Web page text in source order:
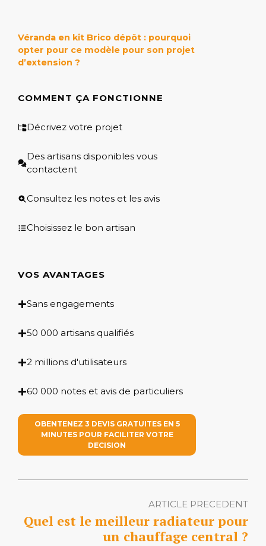
Véranda en kit Brico dépôt : pourquoi
opter pour ce modèle pour son projet
d’extension ?
COMMENT ÇA FONCTIONNE
Décrivez votre projet
Des artisans disponibles vous
contactent
Consultez les notes et les avis
Choisissez le bon artisan
VOS AVANTAGES
Sans engagements
50 000 artisans qualifiés
2 millions d'utilisateurs
60 000 notes et avis de particuliers
OBENTENEZ 3 DEVIS GRATUITES EN 5
MINUTES POUR FACILITER VOTRE
DECISION
ARTICLE PRECEDENT
Quel est le meilleur radiateur pour
un chauffage central ?